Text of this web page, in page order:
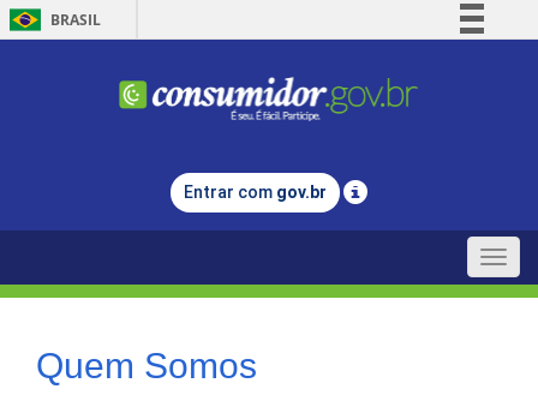
BRASIL
Comunica BR
Legislação
Entrar com gov.br
Toggle
Quem Somos